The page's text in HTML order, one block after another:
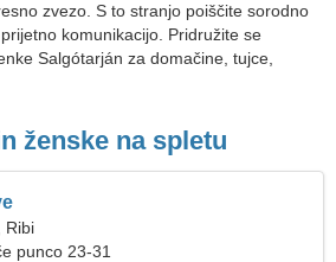
zvezo. S to stranjo poiščite sorodno
komunikacijo. Pridružite se
Salgótarján za domačine, tujce,
ženske na spletu
Ribi
punco 23-31